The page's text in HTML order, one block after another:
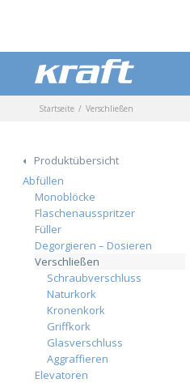
Startseite Verschließen
Produktübersicht
Abfüllen
Monoblöcke
Flaschenausspritzer
Füller
Degorgieren – Dosieren
Verschließen
Schraubverschluss
Naturkork
Kronenkork
Griffkork
Glasverschluss
Aggraffieren
Elevatoren